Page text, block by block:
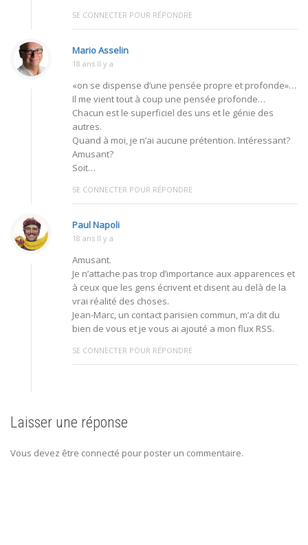
SE CONNECTER POUR RÉPONDRE
Mario Asselin
18 ans Il y a
«on se dispense d’une pensée propre et profonde»…
Il me vient tout à coup une pensée profonde…
Chacun est le superficiel des uns et le génie des
autres.
Quand à moi, je n’ai aucune prétention. Intéressant?
Amusant?
Soit…
SE CONNECTER POUR RÉPONDRE
Paul Napoli
18 ans Il y a
Amusant.
Je n’attache pas trop d’importance aux apparences et
à ceux que les gens écrivent et disent au delà de la
vrai réalité des choses.
Jean-Marc, un contact parisien commun, m’a dit du
bien de vous et je vous ai ajouté a mon flux RSS.
SE CONNECTER POUR RÉPONDRE
Laisser une réponse
Vous devez être connecté pour poster un commentaire.